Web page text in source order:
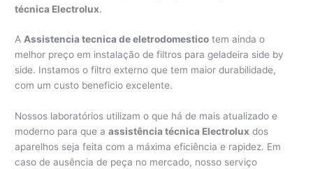
técnica Electrolux.
AAssistencia tecnica de eletrodomestico tem ainda o
melhor preço em instalação de filtros para geladeira side by
side. Instamos o filtro externo que tem maior durabilidade,
com um custo beneficio excelente.
Nossos laboratórios utilizam o que há de mais atualizado e
moderno para que aassistência técnica Electrolux dos
aparelhos seja feita com a máxima eficiência e rapidez. Em
caso de ausência de peça no mercado, nosso serviço